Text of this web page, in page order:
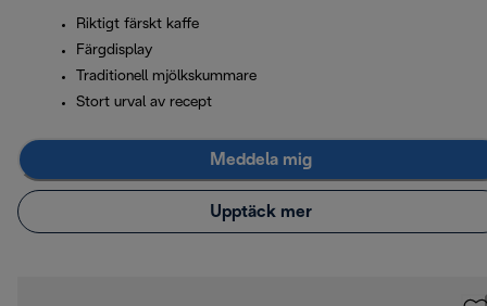
Riktigt färskt kaffe
Färgdisplay
Traditionell mjölkskummare
Stort urval av recept
Meddela mig
Upptäck mer